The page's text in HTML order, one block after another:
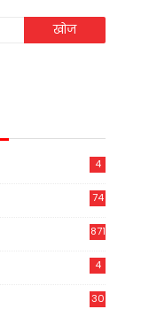
4
74
871
4
30